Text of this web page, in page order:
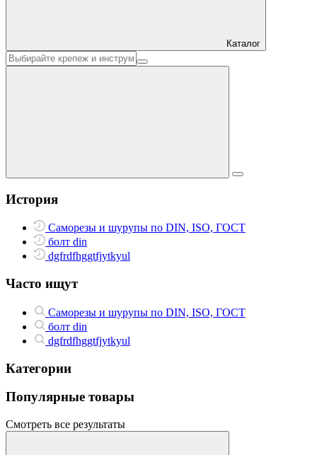
Каталог
История
Саморезы и шурупы по DIN, ISO, ГОСТ
болт din
dgfrdfhggtfjytkyul
Часто ищут
Саморезы и шурупы по DIN, ISO, ГОСТ
болт din
dgfrdfhggtfjytkyul
Категории
Популярные товары
Смотреть все результаты